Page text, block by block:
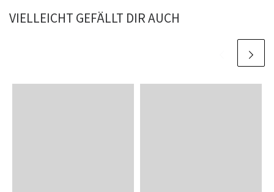
VIELLEICHT GEFÄLLT DIR AUCH